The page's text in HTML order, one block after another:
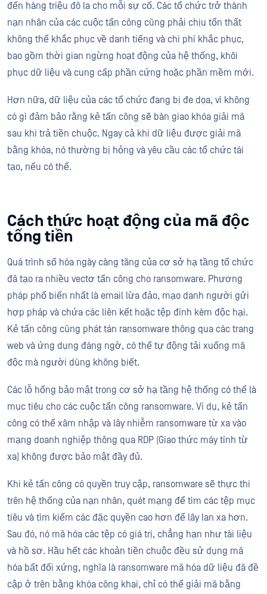
đến hàng triệu đô la cho mỗi sự cố. Các tổ chức trở thành
nạn nhân của các cuộc tấn công cũng phải chịu tổn thất
không thể khắc phục về danh tiếng và chi phí khắc phục,
bao gồm thời gian ngừng hoạt động của hệ thống, khôi
phục dữ liệu và cung cấp phần cứng hoặc phần mềm mới.
Hơn nữa, dữ liệu của các tổ chức đang bị đe dọa, vì không
có gì đảm bảo rằng kẻ tấn công sẽ bàn giao khóa giải mã
sau khi trả tiền chuộc. Ngay cả khi dữ liệu được giải mã
bằng khóa, nó thường bị hỏng và yêu cầu các tổ chức tái
tạo, nếu có thể.
Cách thức hoạt động của mã độc
tống tiền
Quá trình số hóa ngày càng tăng của cơ sở hạ tầng tổ chức
đã tạo ra nhiều vectơ tấn công cho ransomware. Phương
pháp phổ biến nhất là email lừa đảo, mạo danh người gửi
hợp pháp và chứa các liên kết hoặc tệp đính kèm độc hại.
Kẻ tấn công cũng phát tán ransomware thông qua các trang
web và ứng dụng đáng ngờ, có thể tự động tải xuống mã
độc mà người dùng không biết.
Các lỗ hổng bảo mật trong cơ sở hạ tầng hệ thống có thể là
mục tiêu cho các cuộc tấn công ransomware. Ví dụ, kẻ tấn
công có thể xâm nhập và lây nhiễm ransomware từ xa vào
mạng doanh nghiệp thông qua RDP (Giao thức máy tính từ
xa) không được bảo mật đầy đủ.
Khi kẻ tấn công có quyền truy cập, ransomware sẽ thực thi
trên hệ thống của nạn nhân, quét mạng để tìm các tệp mục
tiêu và tìm kiếm các đặc quyền cao hơn để lây lan xa hơn.
Sau đó, nó mã hóa các tệp có giá trị, chẳng hạn như tài liệu
và hồ sơ. Hầu hết các khoản tiền chuộc đều sử dụng mã
hóa bất đối xứng, nghĩa là ransomware mã hóa dữ liệu đã đề
cập ở trên bằng khóa công khai, chỉ có thể giải mã bằng